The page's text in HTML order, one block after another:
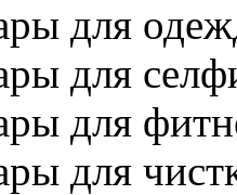
для
для
для
для